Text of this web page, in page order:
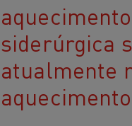
siderúrgica
atualmente